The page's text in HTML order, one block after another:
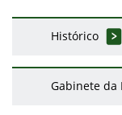
Histórico
Gabinete da